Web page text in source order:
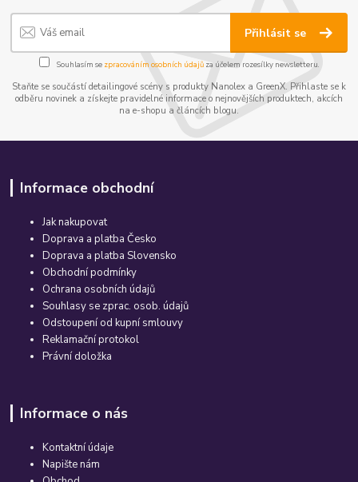
Přihlásit se
Souhlasím se zpracováním osobních údajůza účelem rozesílky newsletteru.
Staňte se součástí detailingové scény s produkty Nanolex a GreenX. Přihlaste se k
odběru novinek a získejte pravidelné informace o nejnovějších produktech, akcích
na e-shopu a článcích blogu.
Informace obchodní
Jak nakupovat
Doprava a platba Česko
Doprava a platba Slovensko
Obchodní podmínky
Ochrana osobních údajů
Souhlasy se zprac. osob. údajů
Odstoupení od kupní smlouvy
Reklamační protokol
Právní doložka
Informace o nás
Kontaktní údaje
Napište nám